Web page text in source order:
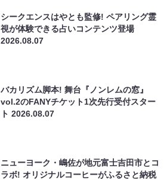
シークエンスはやとも監修! ペアリング霊
視が体験できる占いコンテンツ登場
2026.08.07
バカリズム脚本! 舞台『ノンレムの窓』
vol.2のFANYチケット1次先行受付スター
ト2026.08.07
ニューヨーク・嶋佐が地元富士吉田市とコ
ラボ! オリジナルコーヒーがふるさと納税